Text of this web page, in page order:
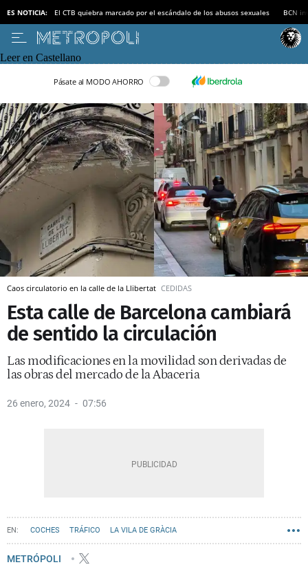
ES NOTICIA: El CTB quiebra marcado por el escándalo de los abusos sexuales BCN
Leer en Castellano
Pásate al MODO AHORRO
Caos circulatorio en la calle de la Llibertat CEDIDAS
Esta calle de Barcelona cambiará
de sentido la circulación
Las modificaciones en la movilidad son derivadas de
las obras del mercado de la Abaceria
26 enero, 2024 07:56
COCHES TRÁFICO LA VILA DE GRÀCIA
METRÓPOLI